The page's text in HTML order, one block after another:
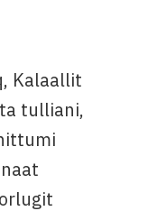
Kalaallit
tulliani,